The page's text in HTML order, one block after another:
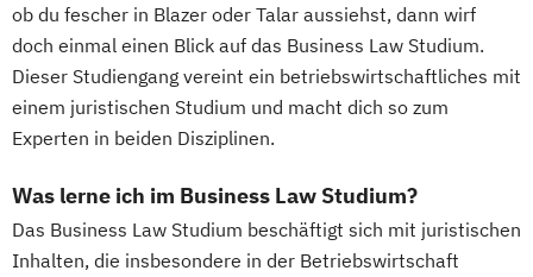
ob du fescher in Blazer oder Talar aussiehst, dann wirf
doch einmal einen Blick auf das Business Law Studium.
Dieser Studiengang vereint ein betriebswirtschaftliches mit
einem juristischen Studium und macht dich so zum
Experten in beiden Disziplinen.
Was lerne ich im Business Law Studium?
Das Business Law Studium beschäftigt sich mit juristischen
Inhalten, die insbesondere in der Betriebswirtschaft